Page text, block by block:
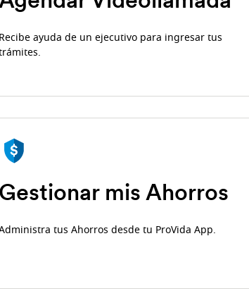
Recibe ayuda de un ejecutivo para ingresar tus
Gestionar mis Ahorros
tus Ahorros desde tu ProVida App.